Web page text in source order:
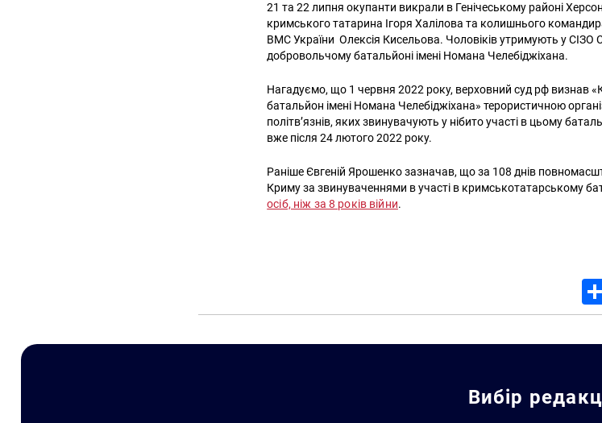
21 та 22 липня окупанти викрали в Генічеському районі
кримського татарина Ігоря Халілова та колишнього
ВМС України Олексія Кисельова. Чоловіків утримують у СІЗО
добровольчому батальйоні імені Номана Челебіджіхана.
Нагадуємо, що 1 червня 2022 року, верховний суд рф визнав
батальйон імені Номана Челебіджіхана» терористичною
політв’язнів, яких звинувачують у нібито участі в цьому
вже після 24 лютого 2022 року.
Раніше Євгеній Ярошенко зазначав, що за 108 днів
Криму за звинуваченнями в участі в кримськотатарському
осіб, ніж за 8 років війни.
Вибір